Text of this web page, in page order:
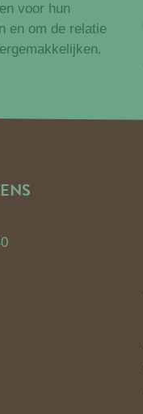
voor hun
en om de relatie